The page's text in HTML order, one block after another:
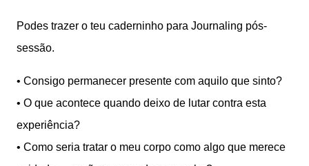
Podes trazer o teu caderninho para Journaling pós-
sessão.
• Consigo permanecer presente com aquilo que sinto?
• O que acontece quando deixo de lutar contra esta
experiência?
• Como seria tratar o meu corpo como algo que merece